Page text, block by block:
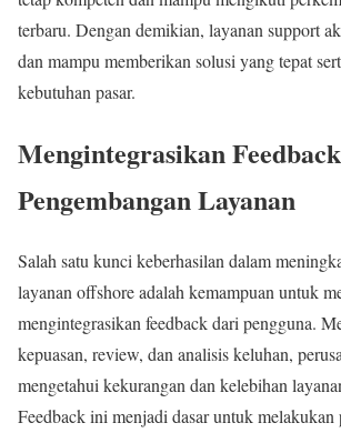
terbaru. Dengan demikian, layanan support
dan mampu memberikan solusi yang tepat
kebutuhan pasar.
Mengintegrasikan
Pengembangan Layanan
Salah satu kunci keberhasilan dalam
layanan offshore adalah kemampuan untuk
mengintegrasikan feedback dari pengguna.
kepuasan, review, dan analisis keluhan,
mengetahui kekurangan dan kelebihan
Feedback ini menjadi dasar untuk melakukan